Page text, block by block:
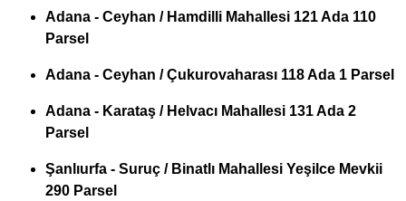
Adana - Ceyhan / Hamdilli Mahallesi 121 Ada 110
Parsel
Adana - Ceyhan / Çukurovaharası 118 Ada 1 Parsel
Adana - Karataş / Helvacı Mahallesi 131 Ada 2
Parsel
Şanlıurfa - Suruç / Binatlı Mahallesi Yeşilce Mevkii
290 Parsel